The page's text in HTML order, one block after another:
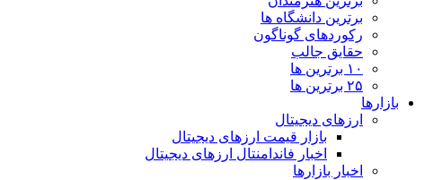
برترین دانشگاه ها
رکوردهای گوناگون
حقایق جالب
۱۰ برترین ها
۲۵ برترین ها
بازارها
ارزهای دیجیتال
بازار قیمت ارزهای دیجیتال
اخبار فاندامنتال ارزهای دیجیتال
اخبار بازارها